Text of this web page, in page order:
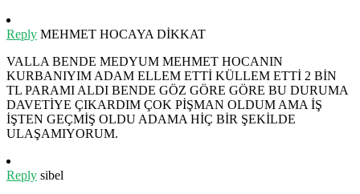
Reply MEHMET HOCAYA DİKKAT
VALLA BENDE MEDYUM MEHMET HOCANIN
KURBANIYIM ADAM ELLEM ETTİ KÜLLEM ETTİ 2 BİN
TL PARAMI ALDI BENDE GÖZ GÖRE GÖRE BU DURUMA
DAVETİYE ÇIKARDIM ÇOK PİŞMAN OLDUM AMA İŞ
İŞTEN GEÇMİŞ OLDU ADAMA HİÇ BİR ŞEKİLDE
ULAŞAMIYORUM.
Reply sibel